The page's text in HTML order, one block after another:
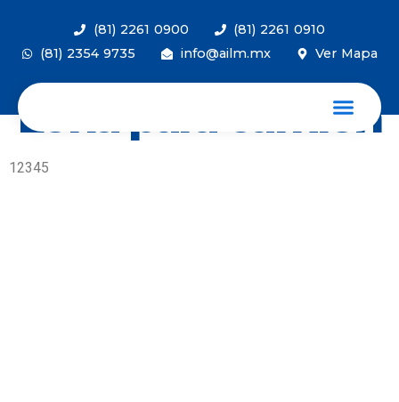
(81) 2261 0900
(81) 2261 0910
(81) 2354 9735
info@ailm.mx Ver Mapa
Lona para camión
12345